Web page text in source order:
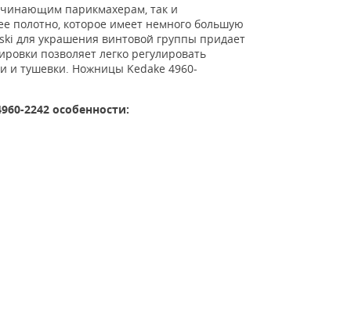
парикмахерам, так и
полотно, которое имеет немного большую
для украшения винтовой группы придает
позволяет легко регулировать
и тушевки. Ножницы Kedake 4960-
2242 особенности: